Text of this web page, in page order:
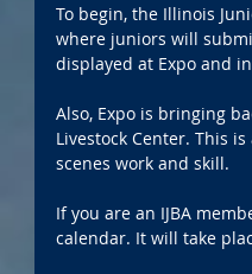
To begin, the Illinois
where juniors will
displayed at Expo and in
Also, Expo is bringing
Livestock Center. This
scenes work and skill.
If you are an IJBA
calendar. It will take